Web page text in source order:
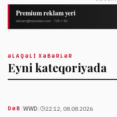
ƏLAQƏLI XƏBƏRLƏR
Eyni kateqoriyada
DƏB WWD 22:12, 08.08.2026